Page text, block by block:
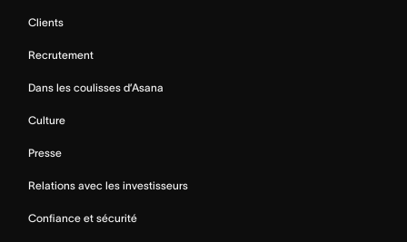
Clients
Recrutement
Dans les coulisses d’Asana
Culture
Presse
Relations avec les investisseurs
Confiance et sécurité